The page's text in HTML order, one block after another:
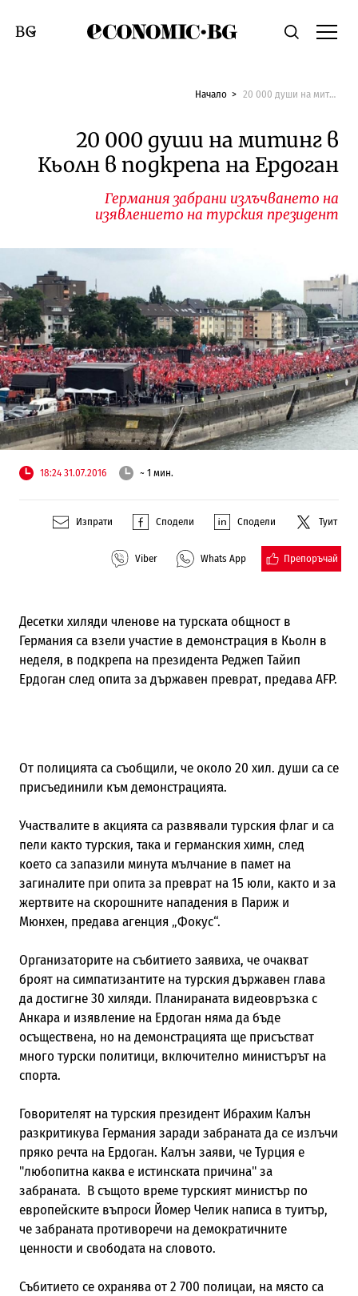
Economic.bgТърсене
Смяна на език
Начало 20 000 души на митинг в Кьолн в подкрепа на Ердоган
20 000 души на митинг в
Кьолн в подкрепа на Ердоган
Германия забрани излъчването на
изявлението на турския президент
18:24 31.07.2016 ~ 1 мин.
Изпрати Сподели Сподели Туит
Viber Whats App Препоръчай
Десетки хиляди членове на турската общност в
Германия са взели участие в демонстрация в Кьолн в
неделя, в подкрепа на президента Реджеп Тайип
Ердоган след опита за държавен преврат, предава AFP.
От полицията са съобщили, че около 20 хил. души са се
присъединили към демонстрацията.
Участвалите в акцията са развявали турския флаг и са
пели както турския, така и германския химн, след
което са запазили минута мълчание в памет на
загиналите при опита за преврат на 15 юли, както и за
жертвите на скорошните нападения в Париж и
Мюнхен, предава агенция „Фокус“.
Организаторите на събитието заявиха, че очакват
броят на симпатизантите на турския държавен глава
да достигне 30 хиляди. Планираната видеовръзка с
Анкара и изявление на Ердоган няма да бъде
осъществена, но на демонстрацията ще присъстват
много турски политици, включително министърът на
спорта.
Говорителят на турския президент Ибрахим Калън
разкритикува Германия заради забраната да се излъчи
пряко речта на Ердоган. Калън заяви, че Турция е
"любопитна каква е истинската причина" за
забраната. В същото време турският министър по
европейските въпроси Йомер Челик написа в туитър,
че забраната противоречи на демократичните
ценности и свободата на словото.
Събитието се охранява от 2 700 полицаи, на място са